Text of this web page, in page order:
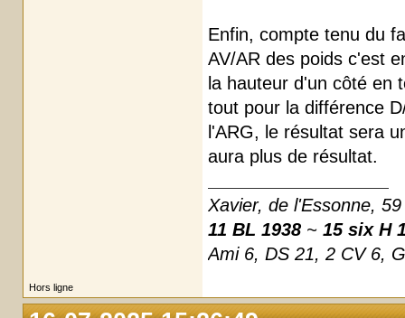
Enfin, compte tenu du
AV/AR des poids c'est
la hauteur d'un côté en
tout pour la différence
l'ARG, le résultat sera
aura plus de résultat.
Xavier, de l'Essonne,
11 BL 1938 ~ 15 six H
Ami 6, DS 21, 2 CV 6,
Hors ligne